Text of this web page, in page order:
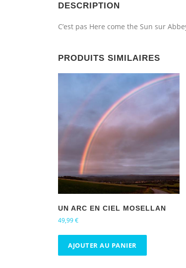
DESCRIPTION
C’est pas Here come the Sun sur
PRODUITS SIMILAIRES
UN ARC EN CIEL MOSELLAN
49,99€
AJOUTER AU PANIER